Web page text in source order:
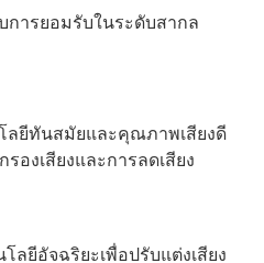
การยอมรับในระดับสากล
ลยีทันสมัยและคุณภาพเสียงดี
งเสียงและการลดเสียง
ลยีอัจฉริยะเพื่อปรับแต่งเสียง